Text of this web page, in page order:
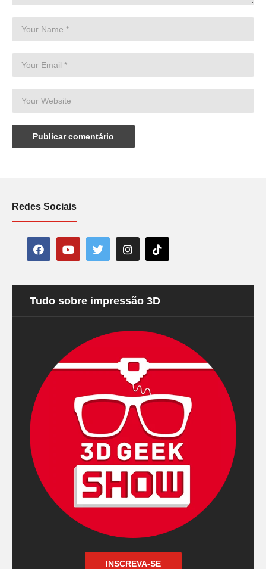
Redes Sociais
Tudo sobre impressão 3D
INSCREVA-SE